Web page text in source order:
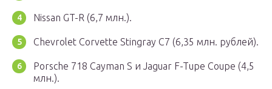
Nissan GT-R (6,7 млн.).
Chevrolet Corvette Stingray C7 (6,35 млн. рублей).
Porsche 718 Cayman S и Jaguar F-Tupe Coupe (4,5
млн.).